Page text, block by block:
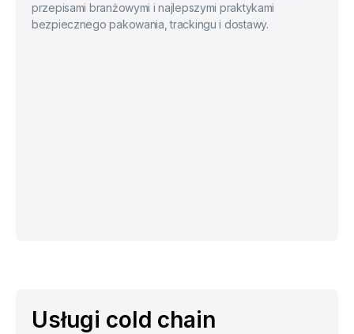
przepisami branżowymi i najlepszymi praktykami
bezpiecznego pakowania, trackingu i dostawy.
Usługi cold chain